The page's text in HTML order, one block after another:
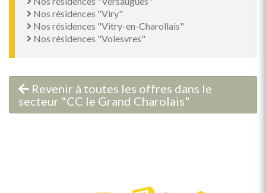
Nos résidences "Viry"
Nos résidences "Vitry-en-Charollais"
Nos résidences "Volesvres"
Revenir à toutes les offres dans le
secteur "CC le Grand Charolais"